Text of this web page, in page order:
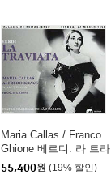
Maria Callas / Franco
Ghione 베르디: 라 트라
비아타 - 마리아 칼라
스, 프랑코 기오네 / (Ve
55,400원 (19% 할인)